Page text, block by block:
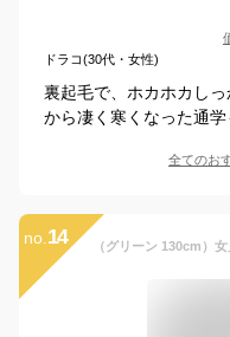
ドラコ(30代・女性)
裏起毛で、ホカホカし
から凄く寒くなった通学
全てのお
no. 14